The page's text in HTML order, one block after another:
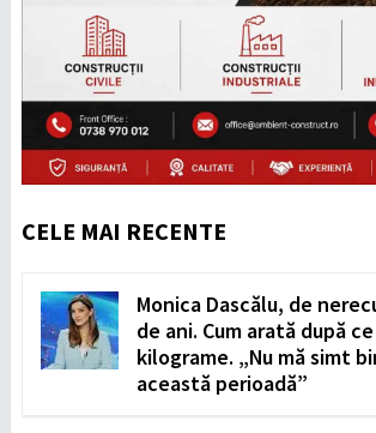
CELE MAI RECENTE
Monica Dascălu, de
de ani. Cum arată după
kilograme. „Nu mă simt
această perioadă”